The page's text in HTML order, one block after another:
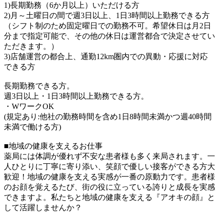
1)長期勤務（6か月以上）いただける方
2)月～土曜日の間で週3日以上、1日3時間以上勤務できる方
（シフト制のため固定曜日での勤務不可。希望休日は月2日
分まで指定可能で、その他の休日は運営都合で決定させてい
ただきます。）
3)店舗運営の都合上、通勤12km圏内での異動・応援に対応
できる方
長期勤務できる方。
週3日以上・1日3時間以上勤務できる方。
・WワークOK
(規定あり:他社の勤務時間を含め1日8時間未満かつ週40時間
未満で働ける方)
■地域の健康を支えるお仕事
薬局には体調が優れず不安な患者様も多く来局されます。一
人ひとりに丁寧に寄り添い、笑顔で優しい接客ができる方大
歓迎！地域の健康を支える実感が一番の原動力です。患者様
のお顔を覚えるたび、街の役に立っている誇りと成長を実感
できますよ。私たちと地域の健康を支える『アオキの顔』と
して活躍しませんか？